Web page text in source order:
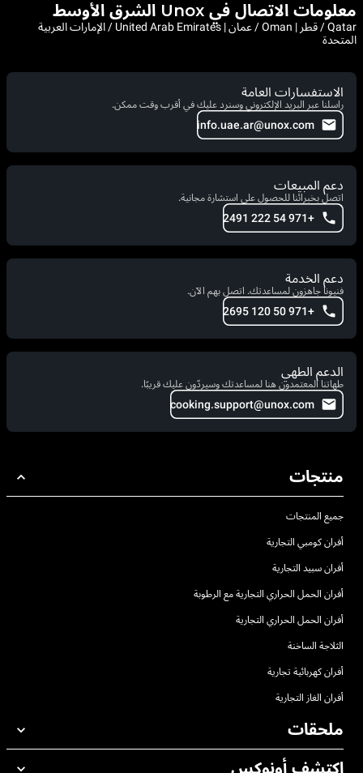
معلومات الاتصال في Unox الشرق الأوسط
Qatar / قطر | Oman / عمان | United Arab Emirates / الإمارات العربية
المتحدة
الاستفسارات العامة
راسلنا عبر البريد الإلكتروني وسنرد عليك في أقرب وقت ممكن.
info.uae.ar@unox.com
دعم المبيعات
اتصل بخبرائنا للحصول على استشارة مجانية.
+971 54 222 2491
دعم الخدمة
فنيونا جاهزون لمساعدتك. اتصل بهم الآن.
+971 50 120 2695
الدعم الطهي
طهاتنا المعتمدون هنا لمساعدتك وسيردّون عليك قريبًا.
cooking.support@unox.com
منتجات
جميع المنتجات
أفران كومبي التجارية
أفران سبيد التجارية
أفران الحمل الحراري التجارية مع الرطوبة
أفران الحمل الحراري التجارية
الثلاجة الساخنة
أفران كهربائية تجارية
أفران الغاز التجارية
ملحقات
جميع الملحقات
اكتشف أونوكس